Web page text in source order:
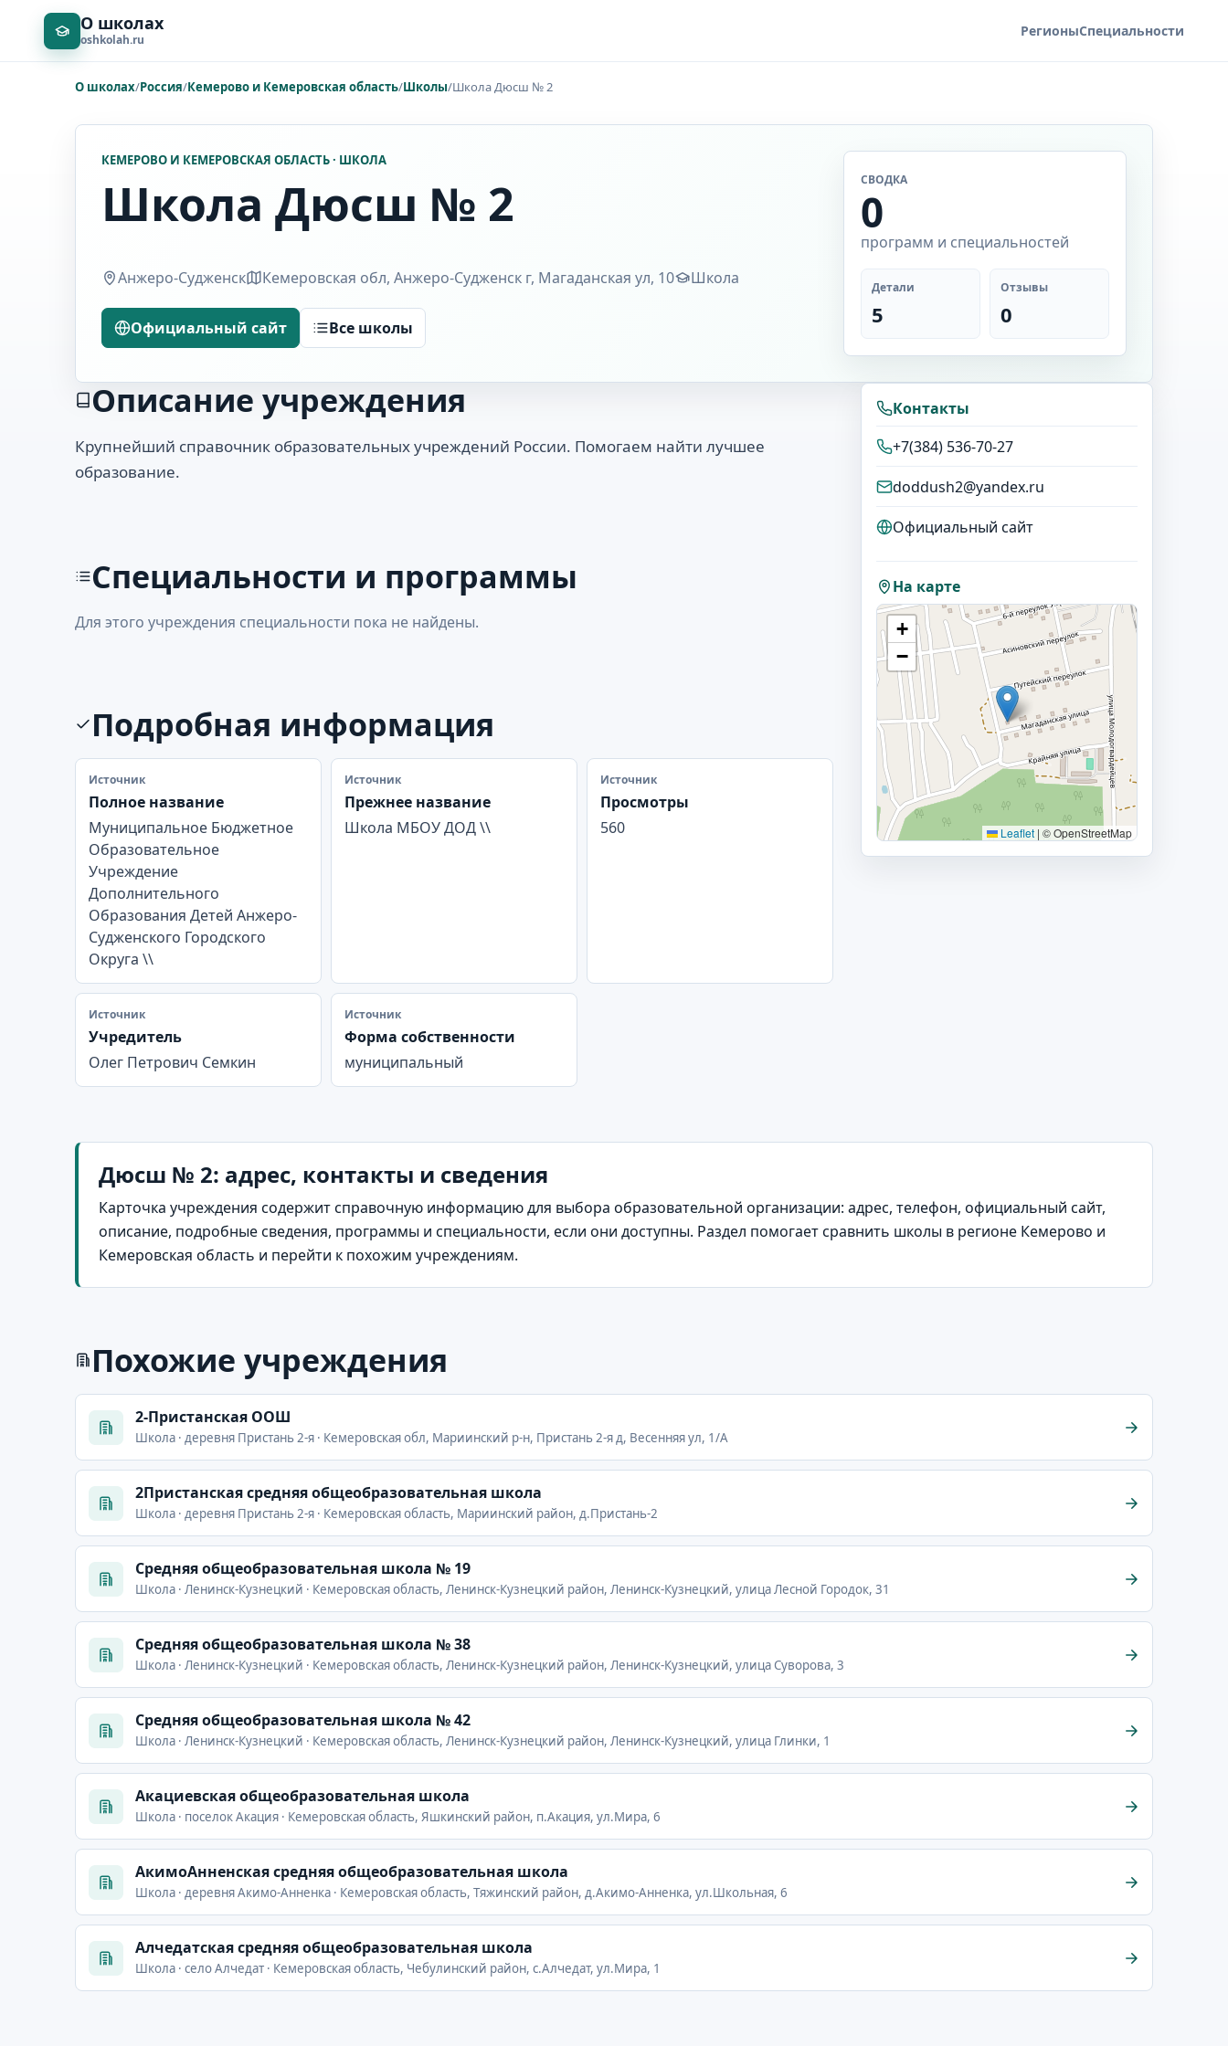
О школах
oshkolah.ru РегионыСпециальности
О школах/Россия/Кемерово и Кемеровская область/Школы/Школа Дюсш № 2
КЕМЕРОВО И КЕМЕРОВСКАЯ ОБЛАСТЬ · ШКОЛА
Школа Дюсш № 2
Анжеро-Судженск Кемеровская обл, Анжеро-Судженск г, Магаданская ул, 10 Школа
Официальный сайт Все школы
СВОДКА
0
программ и специальностей
Детали
5
Отзывы
0
Описание учреждения
Крупнейший справочник образовательных учреждений России. Помогаем найти лучшее
образование.
Специальности и программы
Для этого учреждения специальности пока не найдены.
Подробная информация
Источник
Полное название
Муниципальное Бюджетное
Образовательное
Учреждение
Дополнительного
Образования Детей Анжеро-
Судженского Городского
Округа \\
Источник
Прежнее название
Школа МБОУ ДОД \\
Источник
Просмотры
560
Источник
Учредитель
Олег Петрович Семкин
Источник
Форма собственности
муниципальный
Контакты
+7(384) 536-70-27
doddush2@yandex.ru
Официальный сайт
На карте
+
−
Leaflet | © OpenStreetMap
Дюсш № 2: адрес, контакты и сведения
Карточка учреждения содержит справочную информацию для выбора образовательной организации: адрес, телефон, официальный сайт,
описание, подробные сведения, программы и специальности, если они доступны. Раздел помогает сравнить школы в регионе Кемерово и
Кемеровская область и перейти к похожим учреждениям.
Похожие учреждения
2-Пристанская ООШ
Школа · деревня Пристань 2-я · Кемеровская обл, Мариинский р-н, Пристань 2-я д, Весенняя ул, 1/А
2Пристанская средняя общеобразовательная школа
Школа · деревня Пристань 2-я · Кемеровская область, Мариинский район, д.Пристань-2
Cредняя общеобразовательная школа № 19
Школа · Ленинск-Кузнецкий · Кемеровская область, Ленинск-Кузнецкий район, Ленинск-Кузнецкий, улица Лесной Городок, 31
Cредняя общеобразовательная школа № 38
Школа · Ленинск-Кузнецкий · Кемеровская область, Ленинск-Кузнецкий район, Ленинск-Кузнецкий, улица Суворова, 3
Cредняя общеобразовательная школа № 42
Школа · Ленинск-Кузнецкий · Кемеровская область, Ленинск-Кузнецкий район, Ленинск-Кузнецкий, улица Глинки, 1
Акациевская общеобразовательная школа
Школа · поселок Акация · Кемеровская область, Яшкинский район, п.Акация, ул.Мира, 6
АкимоАнненская средняя общеобразовательная школа
Школа · деревня Акимо-Анненка · Кемеровская область, Тяжинский район, д.Акимо-Анненка, ул.Школьная, 6
Алчедатская средняя общеобразовательная школа
Школа · село Алчедат · Кемеровская область, Чебулинский район, с.Алчедат, ул.Мира, 1